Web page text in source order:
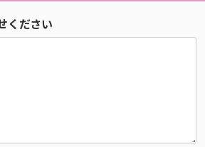
ください